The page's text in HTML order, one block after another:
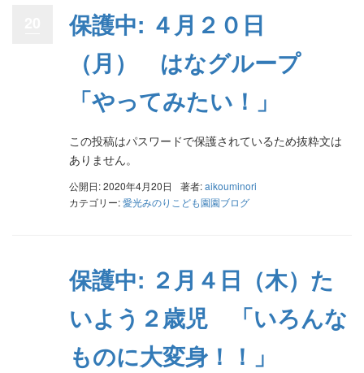
保護中: ４月２０日
（月） はなグループ
「やってみたい！」
この投稿はパスワードで保護されているため抜粋文は
ありません。
公開日: 2020年4月20日 著者:aikouminori
カテゴリー:愛光みのりこども園園ブログ
保護中: ２月４日（木）た
いよう２歳児 「いろんな
ものに大変身！！」